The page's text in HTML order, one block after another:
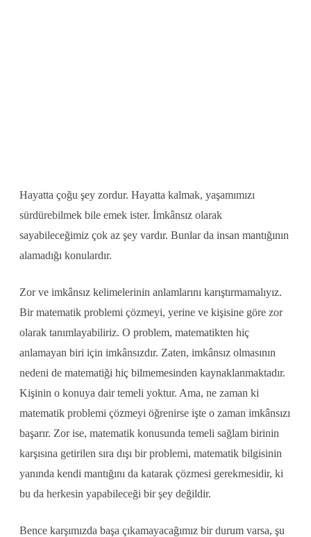
Hayatta çoğu şey zordur. Hayatta kalmak, yaşamımızı
sürdürebilmek bile emek ister. İmkânsız olarak
sayabileceğimiz çok az şey vardır. Bunlar da insan mantığının
alamadığı konulardır.
Zor ve imkânsız kelimelerinin anlamlarını karıştırmamalıyız.
Bir matematik problemi çözmeyi, yerine ve kişisine göre zor
olarak tanımlayabiliriz. O problem, matematikten hiç
anlamayan biri için imkânsızdır. Zaten, imkânsız olmasının
nedeni de matematiği hiç bilmemesinden kaynaklanmaktadır.
Kişinin o konuya dair temeli yoktur. Ama, ne zaman ki
matematik problemi çözmeyi öğrenirse işte o zaman imkânsızı
başarır. Zor ise, matematik konusunda temeli sağlam birinin
karşısına getirilen sıra dışı bir problemi, matematik bilgisinin
yanında kendi mantığını da katarak çözmesi gerekmesidir, ki
bu da herkesin yapabileceği bir şey değildir.
Bence karşımızda başa çıkamayacağımız bir durum varsa, şu